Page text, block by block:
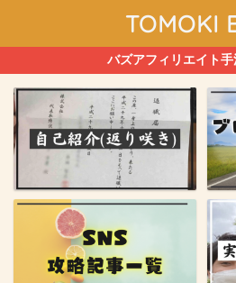
TOMOKI
バズアフィリエイト